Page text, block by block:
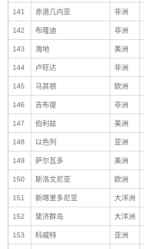
141 赤道几内亚 非洲
142 布隆迪 非洲
143 海地 美洲
144 卢旺达 非洲
145 马其顿 欧洲
146 吉布提 非洲
147 伯利兹 美洲
148 以色列 亚洲
149 萨尔瓦多 美洲
150 斯洛文尼亚 欧洲
151 新喀里多尼亚 大洋洲
152 斐济群岛 大洋洲
153 科威特 亚洲